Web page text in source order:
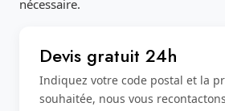
nécessaire.
Devis gratuit 24h
Indiquez votre code postal et la
souhaitée, nous vous